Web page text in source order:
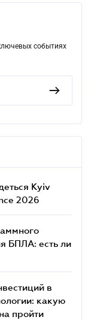
событиях
Kyiv
2026
БПЛА: есть ли
в
какую
пройти